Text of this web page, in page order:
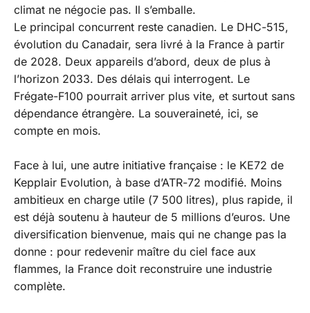
climat ne négocie pas. Il s’emballe.
Le principal concurrent reste canadien. Le DHC-515,
évolution du Canadair, sera livré à la France à partir
de 2028. Deux appareils d’abord, deux de plus à
l’horizon 2033. Des délais qui interrogent. Le
Frégate-F100 pourrait arriver plus vite, et surtout sans
dépendance étrangère. La souveraineté, ici, se
compte en mois.
Face à lui, une autre initiative française : le KE72 de
Kepplair Evolution, à base d’ATR-72 modifié. Moins
ambitieux en charge utile (7 500 litres), plus rapide, il
est déjà soutenu à hauteur de 5 millions d’euros. Une
diversification bienvenue, mais qui ne change pas la
donne : pour redevenir maître du ciel face aux
flammes, la France doit reconstruire une industrie
complète.